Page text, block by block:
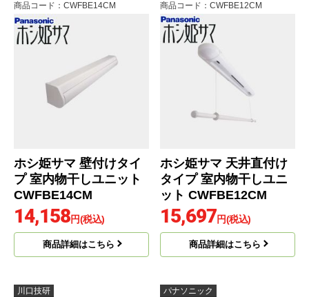
商品コード ：CWFBE14CM
ホシ姫サマ 壁付けタイ
プ 室内物干しユニット
CWFBE14CM
14,158円(税込)
商品詳細はこちら
商品コード ：CWFBE12CM
ホシ姫サマ 天井直付け
タイプ 室内物干しユニ
ット CWFBE12CM
15,697円(税込)
商品詳細はこちら
川口技研
パナソニック